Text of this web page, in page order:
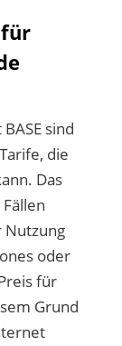
sind
die
Das
Nutzung
oder
für
Grund